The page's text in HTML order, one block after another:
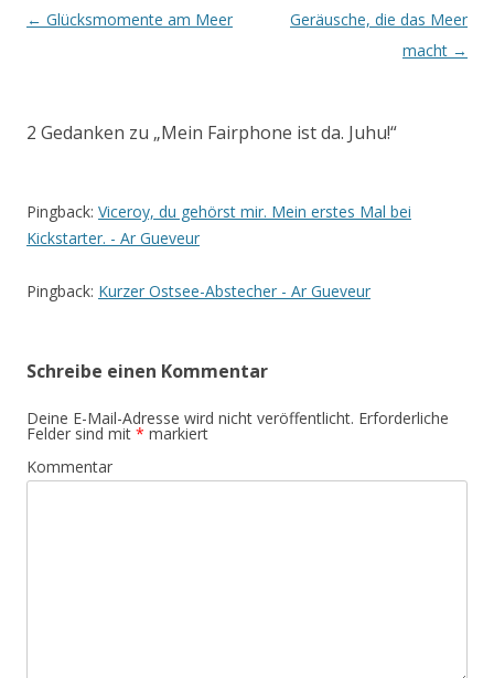
Beitrags-
← Glücksmomente am Meer
Geräusche, die das Meer
macht →
2 Gedanken zu „Mein Fairphone ist da. Juhu!“
Pingback: Viceroy, du gehörst mir. Mein erstes Mal bei
Kickstarter. - Ar Gueveur
Pingback: Kurzer Ostsee-Abstecher - Ar Gueveur
Schreibe einen Kommentar
Deine E-Mail-Adresse wird nicht veröffentlicht. Erforderliche
Felder sind mit * markiert
Kommentar